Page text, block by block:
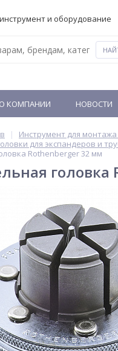
и оборудование
О КОМПАНИИ НОВОСТИ
Инструмент для
для экспандеров и
Rothenberger 32 мм
головка